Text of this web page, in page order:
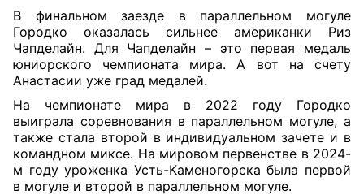
В финальном заезде в параллельном могуле
Городко оказалась сильнее американки Риз
Чапделайн. Для Чапделайн – это первая медаль
юниорского чемпионата мира. А вот на счету
Анастасии уже град медалей.
На чемпионате мира в 2022 году Городко
выиграла соревнования в параллельном могуле, а
также стала второй в индивидуальном зачете и в
командном миксе. На мировом первенстве в 2024-
м году уроженка Усть-Каменогорска была первой
в могуле и второй в параллельном могуле.